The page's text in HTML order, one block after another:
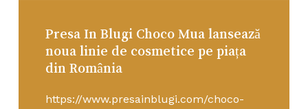
Presa In Blugi Choco Mua lansează
noua linie de cosmetice pe piața
din România
https://www.presainblugi.com/choco-